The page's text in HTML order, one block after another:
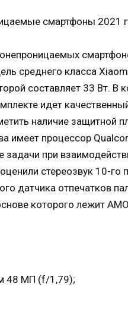
среднего класса
составляет 33 Вт. В
идет
наличие защитной
имеет процессор
задачи при
стереозвук 10-
датчика отпечатков
которого лежит
48 МП (f/1,79);